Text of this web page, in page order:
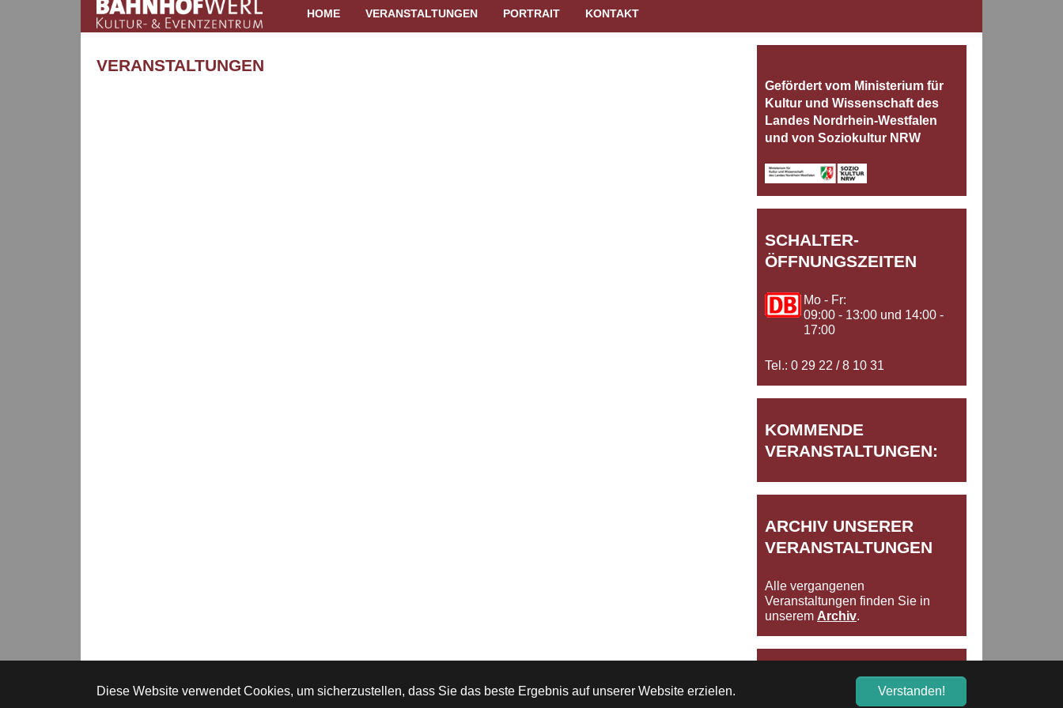
Diese Website verwendet Cookies, um sicherzustellen, dass Sie das beste Ergebnis auf unserer Website erzielen. Verstanden!
HOME VERANSTALTUNGEN PORTRAIT KONTAKT
VERANSTALTUNGEN
Gefördert vom Ministerium für
Kultur und Wissenschaft des
Landes Nordrhein‐Westfalen
und von Soziokultur NRW
SCHALTER-
ÖFFNUNGSZEITEN
Mo - Fr:
09:00 - 13:00 und 14:00 -
17:00
Tel.: 0 29 22 / 8 10 31
KOMMENDE
VERANSTALTUNGEN:
ARCHIV UNSERER
VERANSTALTUNGEN
Alle vergangenen
Veranstaltungen finden Sie in
unserem Archiv.
Impressum/Datenschutz